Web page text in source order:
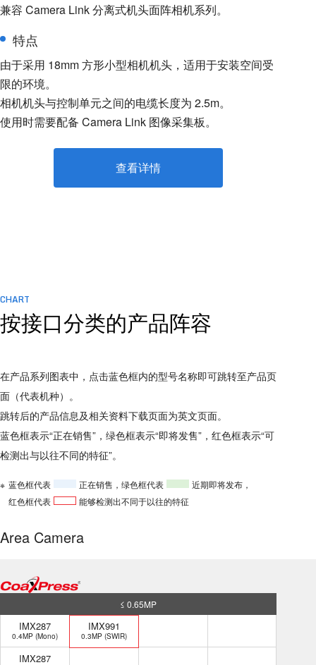
兼容 Camera Link 分离式机头面阵相机系列。
特点
由于采用 18mm 方形小型相机机头，适用于安装空间受
限的环境。
相机机头与控制单元之间的电缆长度为 2.5m。
使用时需要配备 Camera Link 图像采集板。
查看详情
CHART
按接口分类的产品阵容
在产品系列图表中，点击蓝色框内的型号名称即可跳转至产品页
面（代表机种）。
跳转后的产品信息及相关资料下载页面为英文页面。
蓝色框表示“正在销售”，绿色框表示“即将发售”，红色框表示“可
检测出与以往不同的特征”。
蓝色框代表 正在销售， 绿色框代表
近期即将发布，
红色框代表
能够检测出不同于以往的特征
Area Camera
≤ 0.65MP
IMX287
0.4MP (Mono)
IMX991
0.3MP (SWIR)
IMX287